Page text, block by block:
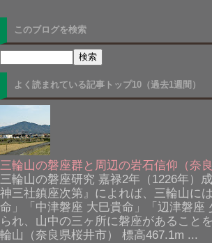
このブログを検索
よく読まれている記事トップ10（過去1週間）
三輪山の磐座群と周辺の岩石信仰（奈良
三輪山の磐座研究 嘉禄2年（1226年）
神三社鎮座次第』によれば、三輪山に
命」「中津磐座 大巳貴命」「辺津磐座
られ、山中の三ヶ所に磐座があること
輪山（奈良県桜井市） 標高467.1m ...